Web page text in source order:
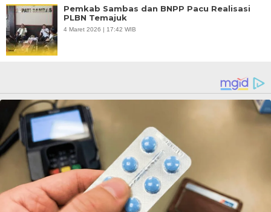
Pemkab Sambas dan BNPP Pacu Realisasi
PLBN Temajuk
4 Maret 2026 | 17:42 WIB